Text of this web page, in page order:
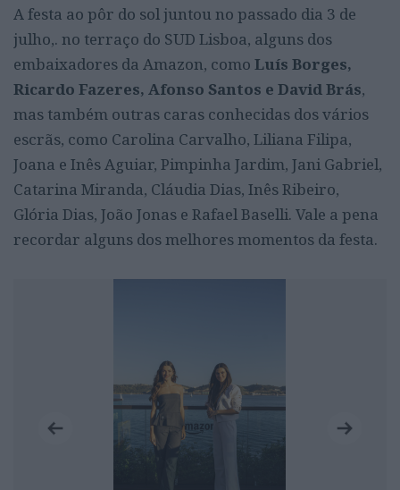
A festa ao pôr do sol juntou no passado dia 3 de
julho,. no terraço do SUD Lisboa, alguns dos
embaixadores da Amazon, como Luís Borges,
Ricardo Fazeres, Afonso Santos e David Brás,
mas também outras caras conhecidas dos vários
escrãs, como Carolina Carvalho, Liliana Filipa,
Joana e Inês Aguiar, Pimpinha Jardim, Jani Gabriel,
Catarina Miranda, Cláudia Dias, Inês Ribeiro,
Glória Dias, João Jonas e Rafael Baselli. Vale a pena
recordar alguns dos melhores momentos da festa.